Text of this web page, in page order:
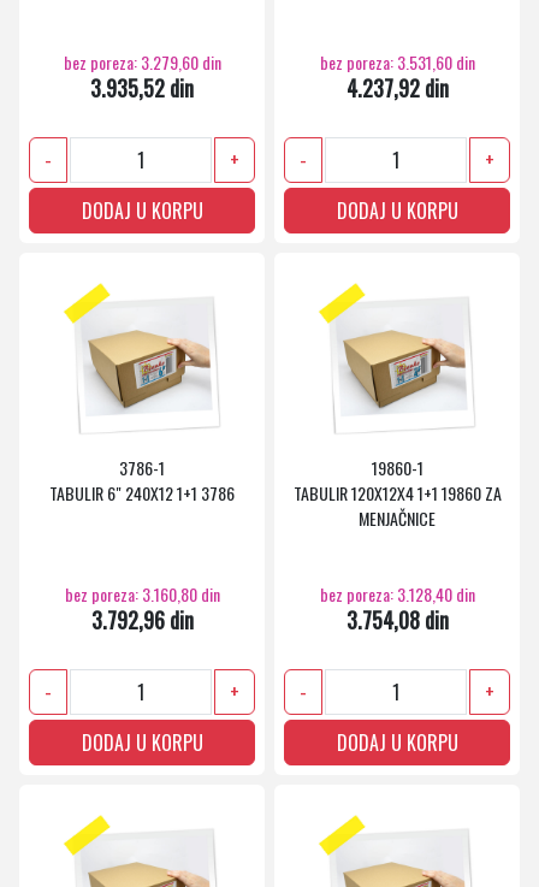
bez poreza: 3.279,60 din
3.935,52 din
-
+
DODAJ U KORPU
bez poreza: 3.531,60 din
4.237,92 din
-
+
DODAJ U KORPU
3786-1
TABULIR 6" 240X12 1+1 3786
bez poreza: 3.160,80 din
3.792,96 din
-
+
DODAJ U KORPU
19860-1
TABULIR 120X12X4 1+1 19860 ZA
MENJAČNICE
bez poreza: 3.128,40 din
3.754,08 din
-
+
DODAJ U KORPU